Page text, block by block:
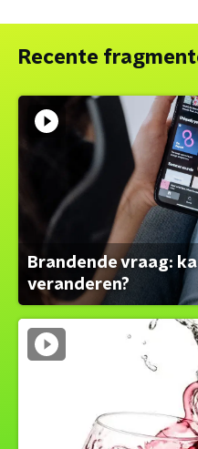
Recente
Brandende vraag:
veranderen?